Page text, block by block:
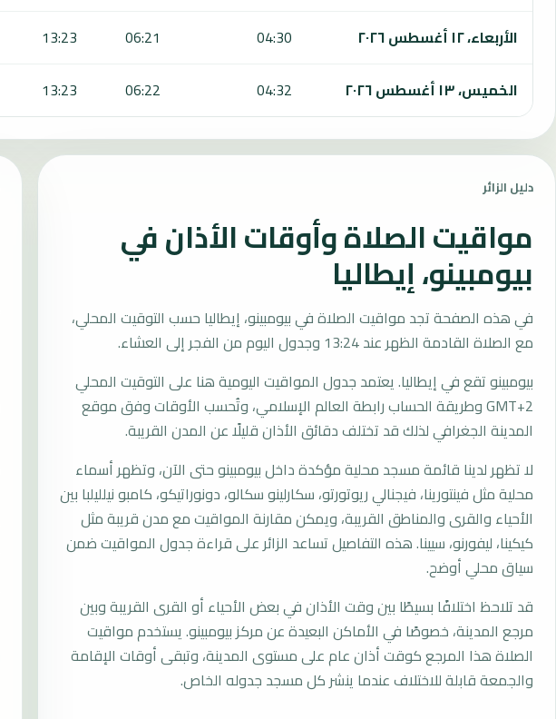
الأربعاء، ١٢ أغسطس ٢٠٢٦
04:30
06:21
13:23
الخميس، ١٣ أغسطس ٢٠٢٦
04:32
06:22
13:23
دليل الزائر
مواقيت الصلاة وأوقات الأذان في
بيومبينو، إيطاليا
في هذه الصفحة تجد مواقيت الصلاة في بيومبينو، إيطاليا حسب التوقيت المحلي،
مع الصلاة القادمة الظهر عند 13:24 وجدول اليوم من الفجر إلى العشاء.
بيومبينو تقع في إيطاليا. يعتمد جدول المواقيت اليومية هنا على التوقيت المحلي
GMT+2 وطريقة الحساب رابطة العالم الإسلامي، وتُحسب الأوقات وفق موقع
المدينة الجغرافي لذلك قد تختلف دقائق الأذان قليلًا عن المدن القريبة.
لا تظهر لدينا قائمة مسجد محلية مؤكدة داخل بيومبينو حتى الآن، وتظهر أسماء
محلية مثل فينتورينا، فيجنالي ريوتورتو، سكارلينو سكالو، دونوراتيكو، كامبو نيلليلبا بين
الأحياء والقرى والمناطق القريبة، ويمكن مقارنة المواقيت مع مدن قريبة مثل
كيكينا، ليفورنو، سيينا. هذه التفاصيل تساعد الزائر على قراءة جدول المواقيت ضمن
سياق محلي أوضح.
قد تلاحظ اختلافًا بسيطًا بين وقت الأذان في بعض الأحياء أو القرى القريبة وبين
مرجع المدينة، خصوصًا في الأماكن البعيدة عن مركز بيومبينو. يستخدم مواقيت
الصلاة هذا المرجع كوقت أذان عام على مستوى المدينة، وتبقى أوقات الإقامة
والجمعة قابلة للاختلاف عندما ينشر كل مسجد جدوله الخاص.